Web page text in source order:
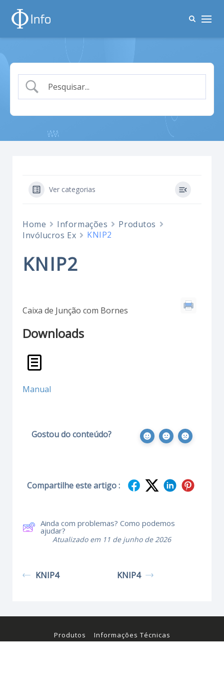
Ver categorias
Home Informações
Produtos
Invólucros Ex
KNIP2
KNIP2
Caixa de Junção com Bornes
Downloads
Manual
Gostou do conteúdo?
Compartilhe este artigo :
Ainda com problemas? Como podemos
ajudar?
Atualizado em 11 de junho de 2026
KNIP4 KNIP4
Produtos
Informações Técnicas